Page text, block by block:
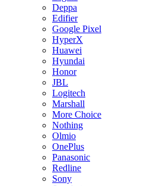
Deppa
Edifier
Google Pixel
HyperX
Huawei
Hyundai
Honor
JBL
Logitech
Marshall
More Choice
Nothing
Olmio
OnePlus
Panasonic
Redline
Sony